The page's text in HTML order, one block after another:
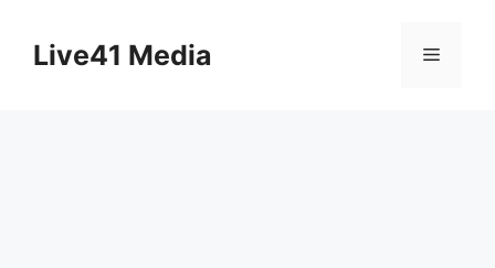
contentLive41 Media Menu